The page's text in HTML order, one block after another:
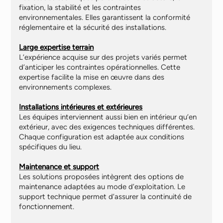
fixation, la stabilité et les contraintes
environnementales. Elles garantissent la conformité
réglementaire et la sécurité des installations.
Large expertise terrain
L’expérience acquise sur des projets variés permet
d’anticiper les contraintes opérationnelles. Cette
expertise facilite la mise en œuvre dans des
environnements complexes.
Installations intérieures et extérieures
Les équipes interviennent aussi bien en intérieur qu’en
extérieur, avec des exigences techniques différentes.
Chaque configuration est adaptée aux conditions
spécifiques du lieu.
Maintenance et support
Les solutions proposées intègrent des options de
maintenance adaptées au mode d’exploitation. Le
support technique permet d’assurer la continuité de
fonctionnement.